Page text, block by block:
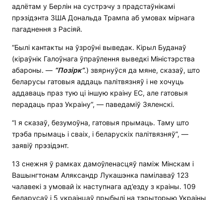
адлётам у Берлін на сустрэчу з прадстаўнікамі
прэзідэнта ЗША Дональда Трампа аб умовах мірнага
пагаднення з Расіяй.
“Былі кантакты на ўзроўні выведак. Кірыл Буданаў
(кіраўнік Галоўнага ўпраўлення выведкі Міністэрства
абароны. — “Позірк“.) звярнуўся да мяне, сказаў, што
беларусы гатовыя аддаць палітвязняў і не хочуць
аддаваць праз тую ці іншую краіну ЕС, але гатовыя
перадаць праз Украіну“, — паведаміў Зяленскі.
“І я сказаў, безумоўна, гатовыя прымаць. Таму што
трэба прымаць і сваіх, і беларускіх палітвязняў”, —
заявіў прэзідэнт.
13 снежня ў рамках дамоўленасцяў паміж Мінскам і
Вашынгтонам Аляксандр Лукашэнка памілаваў 123
чалавекі з умовай іх наступнага ад’езду з краіны. 109
беларусаў і 5 украінцаў прыбылі на тэрыторыю Украіны